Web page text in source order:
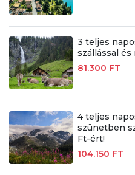
3 teljes
szállással
81.300 FT
4 teljes
szünetben
Ft-ért!
104.150 FT